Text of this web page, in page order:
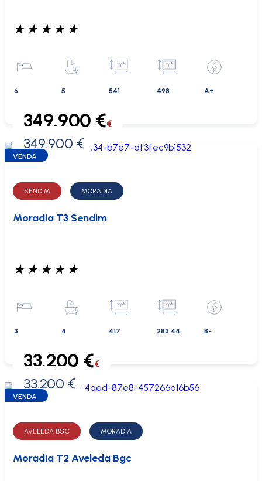
★ ★ ★ ★ ★
6 5 541 498 A+
0 €
349.900 €€
349.900 €
VENDA
SENDIM MORADIA
Moradia T3 Sendim
★ ★ ★ ★ ★
3 4 417 283.44 B-
0 €
33.200 €€
33.200 €
VENDA
AVELEDA BGC MORADIA
Moradia T2 Aveleda Bgc